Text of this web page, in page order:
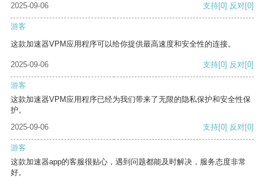
2025-09-06 支持[0] 反对[0]
游客
这款加速器VPM应用程序可以给你提供最高速度和安全性的连接。
2025-09-06 支持[0] 反对[0]
游客
这款加速器VPM应用程序已经为我们带来了无限的隐私保护和安全性保
护。
2025-09-06
支持[0] 反对[0]
游客
这款加速器app的客服很贴心，遇到问题都能及时解决，服务态度非常
好。